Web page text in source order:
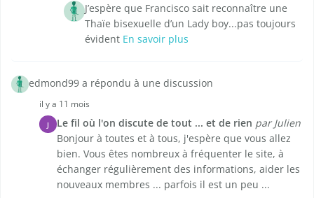
J’espère que Francisco sait reconnaître une
Thaïe bisexuelle d’un Lady boy...pas toujours
évident En savoir plus
edmond99 a répondu à une discussion
il y a 11 mois
J Le fil où l'on discute de tout ... et de rien par Julien
Bonjour à toutes et à tous, j'espère que vous allez
bien. Vous êtes nombreux à fréquenter le site, à
échanger régulièrement des informations, aider les
nouveaux membres ... parfois il est un peu ...